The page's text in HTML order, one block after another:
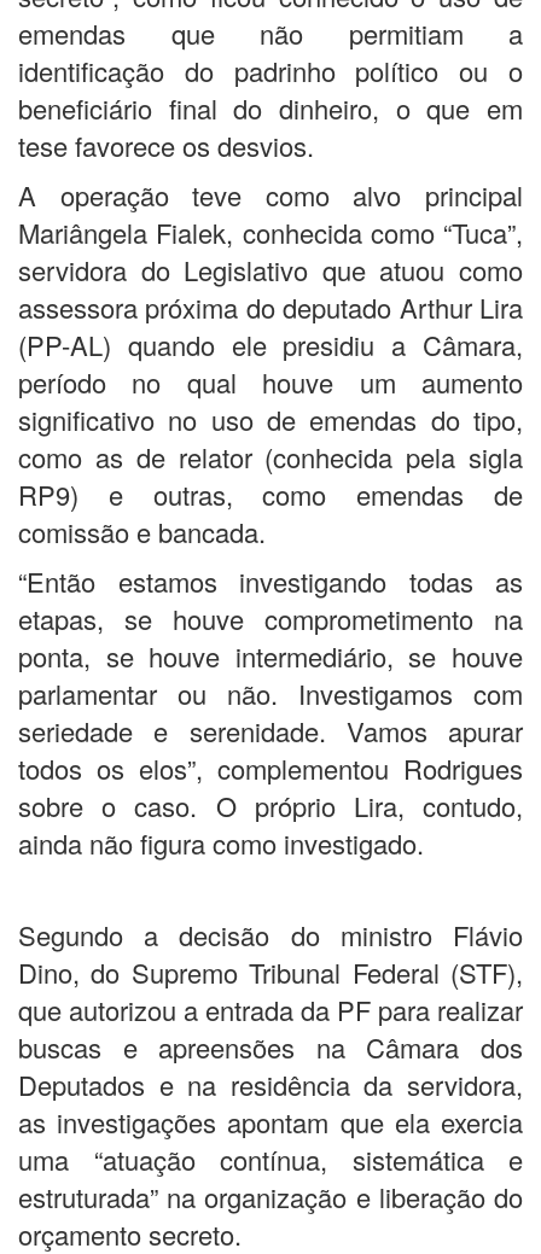
emendas que não permitiam a
identificação do padrinho político ou o
beneficiário final do dinheiro, o que em
tese favorece os desvios.
A operação teve como alvo principal
Mariângela Fialek, conhecida como “Tuca”,
servidora do Legislativo que atuou como
assessora próxima do deputado Arthur Lira
(PP-AL) quando ele presidiu a Câmara,
período no qual houve um aumento
significativo no uso de emendas do tipo,
como as de relator (conhecida pela sigla
RP9) e outras, como emendas de
comissão e bancada.
“Então estamos investigando todas as
etapas, se houve comprometimento na
ponta, se houve intermediário, se houve
parlamentar ou não. Investigamos com
seriedade e serenidade. Vamos apurar
todos os elos”, complementou Rodrigues
sobre o caso. O próprio Lira, contudo,
ainda não figura como investigado.
Segundo a decisão do ministro Flávio
Dino, do Supremo Tribunal Federal (STF),
que autorizou a entrada da PF para realizar
buscas e apreensões na Câmara dos
Deputados e na residência da servidora,
as investigações apontam que ela exercia
uma “atuação contínua, sistemática e
estruturada” na organização e liberação do
orçamento secreto.